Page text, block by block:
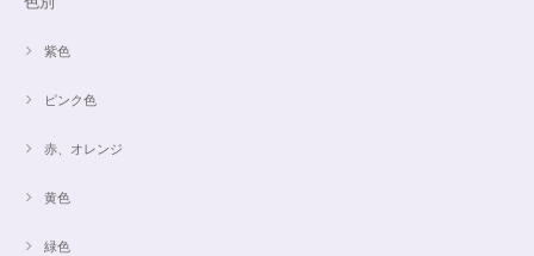
紫色
ピンク色
赤、オレンジ
黄色
緑色